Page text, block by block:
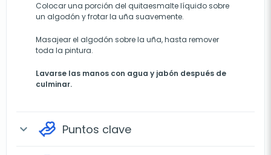
Colocar una porción del quitaesmalte líquido sobre
un algodón y frotar la uña suavemente.
Masajear el algodón sobre la uña, hasta remover
toda la pintura.
Lavarse las manos con agua y jabón después de
culminar.
expand_more Puntos clave